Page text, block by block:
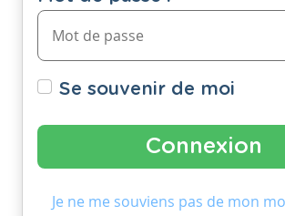
Se souvenir de moi
Je ne me souviens pas de mon